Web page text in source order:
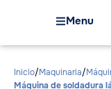
Menu
Inicio Maquinaria
Máquina de soldadura